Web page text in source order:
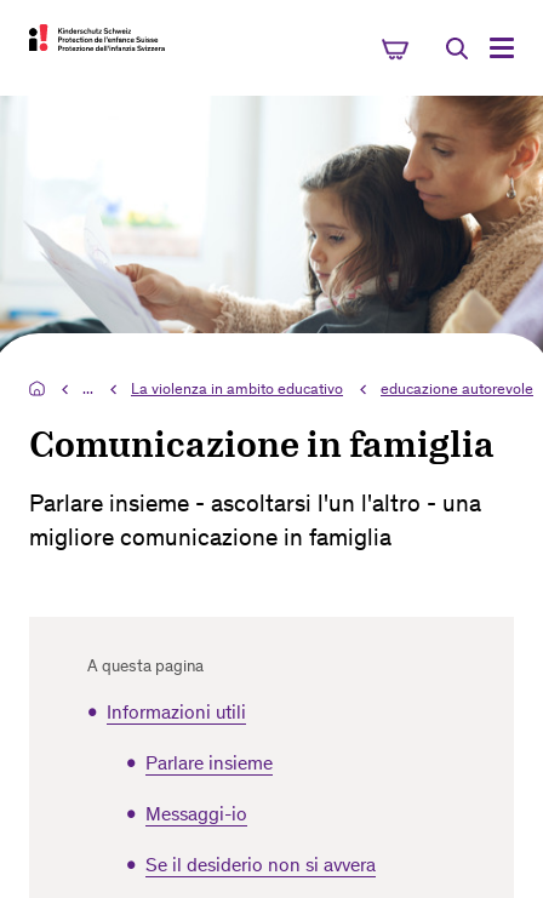
... La violenza in ambito educativo educazione autorevole
Comunicazione in famiglia
Parlare insieme - ascoltarsi l'un l'altro - una
migliore comunicazione in famiglia
A questa pagina
Informazioni utili
Parlare insieme
Messaggi-io
Se il desiderio non si avvera